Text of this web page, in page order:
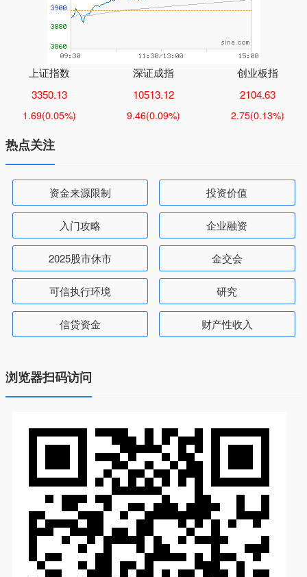
上证指数
3350.13
1.69(0.05%)
深证成指
10513.12
9.46(0.09%)
创业板指
2104.63
2.75(0.13%)
热点关注
资金来源限制 投资价值
入门攻略 企业融资
2025股市休市 金交会
可信执行环境 研究
信贷资金 财产性收入
浏览器扫码访问